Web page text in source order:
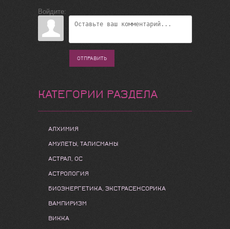
Войдите:
ОТПРАВИТЬ
КАТЕГОРИИ РАЗДЕЛА
АЛХИМИЯ
АМУЛЕТЫ, ТАЛИСМАНЫ
АСТРАЛ, ОС
АСТРОЛОГИЯ
БИОЭНЕРГЕТИКА, ЭКСТРАСЕНСОРИКА
ВАМПИРИЗМ
ВИККА